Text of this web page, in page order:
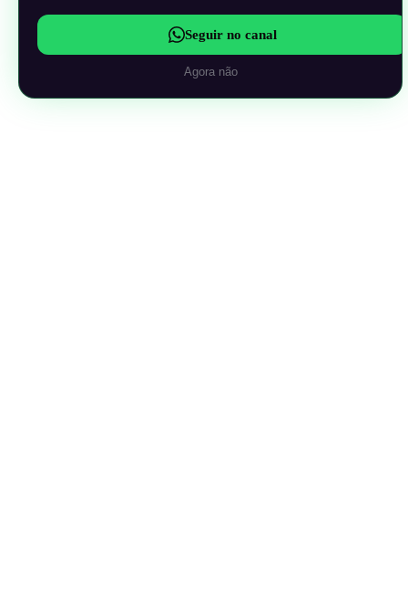
Seguir no canal
Agora não